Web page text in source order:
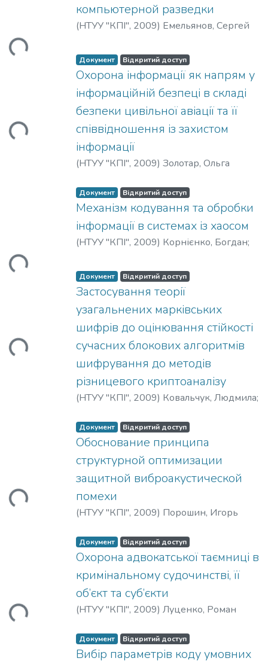
компьютерной разведки
(НТУУ "КПІ", 2009) Емельянов, Сергей
Документ Відкритий доступ
Охорона інформації як напрям у
інформаційній безпеці в складі
безпеки цивільної авіації та її
співвідношення із захистом
інформації
(НТУУ "КПІ", 2009) Золотар, Ольга
Документ Відкритий доступ
Механізм кодування та обробки
інформації в системах із хаосом
(НТУУ "КПІ", 2009) Корнієнко, Богдан;
Документ Відкритий доступ
Застосування теорії
узагальнених марківських
шифрів до оцінювання стійкості
сучасних блокових алгоритмів
шифрування до методів
різницевого криптоаналізу
(НТУУ "КПІ", 2009) Ковальчук, Людмила;
Документ Відкритий доступ
Обоснование принципа
структурной оптимизации
защитной виброакустической
помехи
(НТУУ "КПІ", 2009) Порошин, Игорь
Документ Відкритий доступ
Охорона адвокатської таємниці в
кримінальному судочинстві, її
об’єкт та суб’єкти
(НТУУ "КПІ", 2009) Луценко, Роман
Документ Відкритий доступ
Вибір параметрів коду умовних